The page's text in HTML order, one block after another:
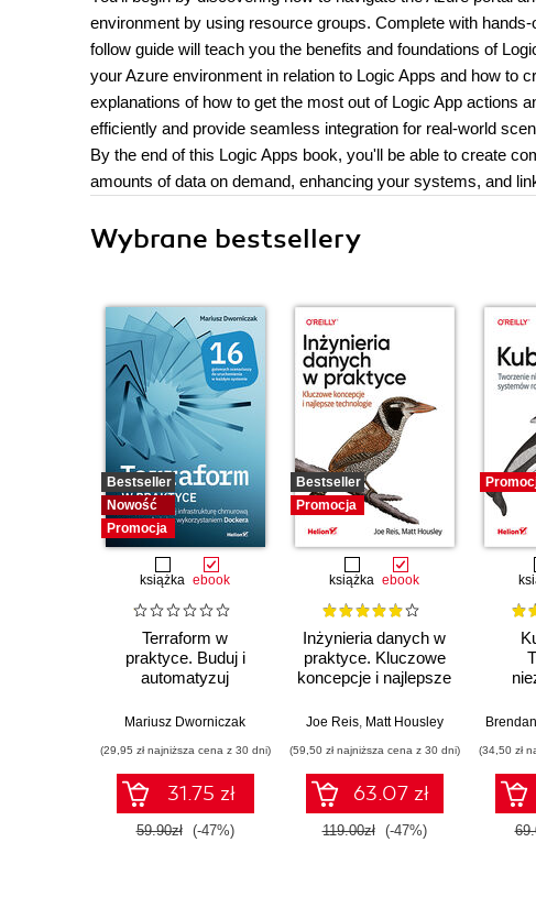
environment by using resource groups. Complete with
follow guide will teach you the benefits and foundations of
your Azure environment in relation to Logic Apps and how to
explanations of how to get the most out of Logic App actions
efficiently and provide seamless integration for real-world
By the end of this Logic Apps book, you'll be able to create
amounts of data on demand, enhancing your systems, and
Wybrane bestsellery
Bestseller
Nowość
Promocja
książka ebook
Terraform w
praktyce. Buduj i
automatyzuj
chmurową oraz
wykorzystaniem
Dockera
Mariusz Dworniczak
(29,95 zł najniższa cena z 30 dni)
31.75 zł
59.90zł (-47%)
Bestseller
Promocja
książka ebook
Inżynieria danych w
praktyce. Kluczowe
koncepcje i najlepsze
Joe Reis, Matt Housley
(59,50 zł najniższa cena z 30 dni)
63.07 zł
119.00zł (-47%)
(34,50 zł